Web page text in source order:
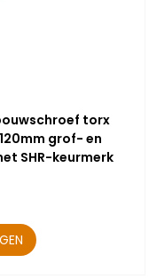
torx
grof- en
SHR-keurmerk